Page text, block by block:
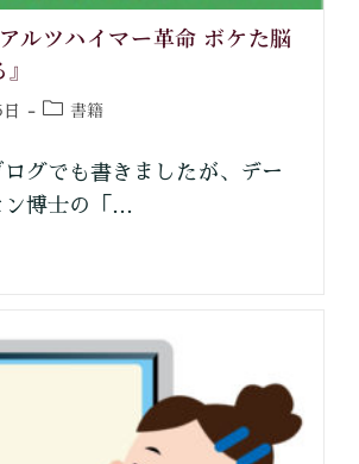
ルツハイマー革命 ボケた脳
書籍
グでも書きましたが、デー
ン博士の「…